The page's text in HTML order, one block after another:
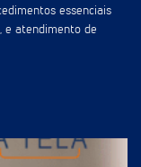
essenciais
e atendimento de